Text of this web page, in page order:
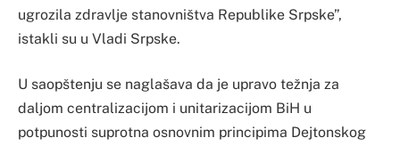
ugrozila zdravlje stanovništva Republike Srpske”,
istakli su u Vladi Srpske.
U saopštenju se naglašava da je upravo težnja za
daljom centralizacijom i unitarizacijom BiH u
potpunosti suprotna osnovnim principima Dejtonskog